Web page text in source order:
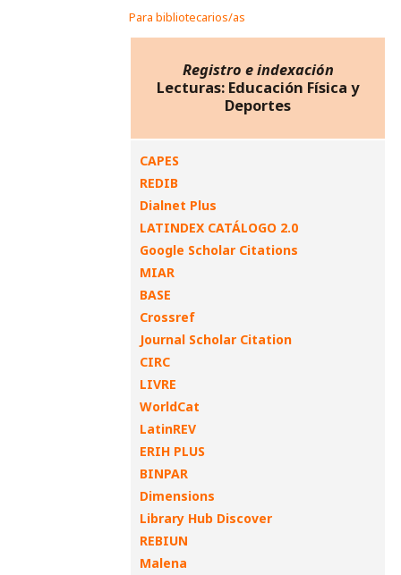
Para bibliotecarios/as
Registro e indexación
Lecturas: Educación Física y
Deportes
CAPES
REDIB
Dialnet Plus
LATINDEX CATÁLOGO 2.0
Google Scholar Citations
MIAR
BASE
Crossref
Journal Scholar Citation
CIRC
LIVRE
WorldCat
LatinREV
ERIH PLUS
BINPAR
Dimensions
Library Hub Discover
REBIUN
Malena